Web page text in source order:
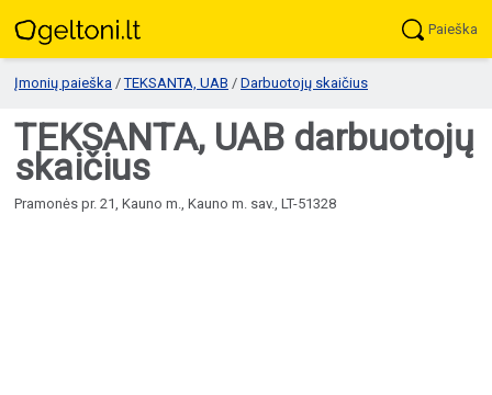
Paieška
Įmonių paieška /TEKSANTA, UAB / Darbuotojų skaičius
TEKSANTA, UAB darbuotojų
skaičius
Pramonės pr. 21, Kauno m., Kauno m. sav., LT-51328